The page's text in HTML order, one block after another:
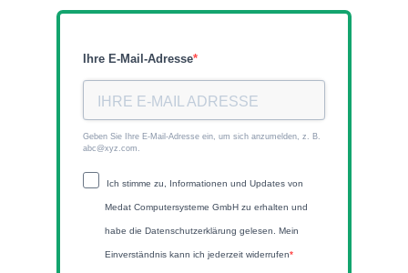
Ihre E-Mail-Adresse
Geben Sie Ihre E-Mail-Adresse ein, um sich anzumelden, z. B.
abc@xyz.com.
Ich stimme zu, Informationen und Updates von
Medat Computersysteme GmbH zu erhalten und
habe die Datenschutzerklärung gelesen. Mein
Einverständnis kann ich jederzeit widerrufen